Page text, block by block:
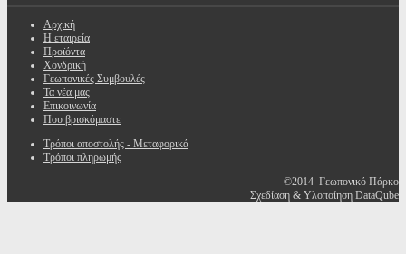
Αρχική
Η εταιρεία
Προϊόντα
Χονδρική
Γεωπονικές Συμβουλές
Τα νέα μας
Επικοινωνία
Που βρισκόμαστε
Τρόποι αποστολής - Μεταφορικά
Τρόποι πληρωμής
©2014 Γεωπονικό Πάρκο
Σχεδίαση & Υλοποίηση DataQube